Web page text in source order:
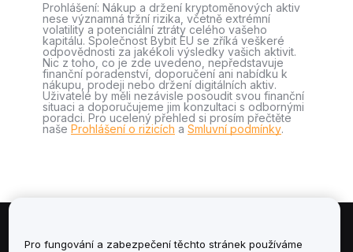
Prohlášení: Nákup a držení kryptoměnových aktiv
nese významná tržní rizika, včetně extrémní
volatility a potenciální ztráty celého vašeho
kapitálu. Společnost Bybit EU se zříká veškeré
odpovědnosti za jakékoli výsledky vašich aktivit.
Nic z toho, co je zde uvedeno, nepředstavuje
finanční poradenství, doporučení ani nabídku k
nákupu, prodeji nebo držení digitálních aktiv.
Uživatelé by měli nezávisle posoudit svou finanční
situaci a doporučujeme jim konzultaci s odbornými
poradci. Pro ucelený přehled si prosím přečtěte
naše Prohlášení o rizicích a Smluvní podmínky.
Informace
Pro fungování a zabezpečení těchto stránek používáme